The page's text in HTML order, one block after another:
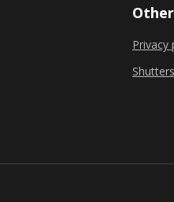
Other
Privacy